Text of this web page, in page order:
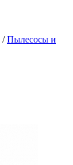
/Пылесосы и